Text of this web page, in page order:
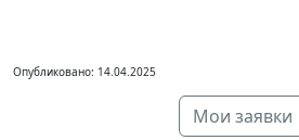
Опубликовано: 14.04.2025
Мои заявки